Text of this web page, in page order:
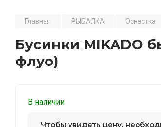
Главная РЫБАЛКА Оснастка
Бусинки MIKADO
флуо)
В наличии
Чтобы увидеть цену,